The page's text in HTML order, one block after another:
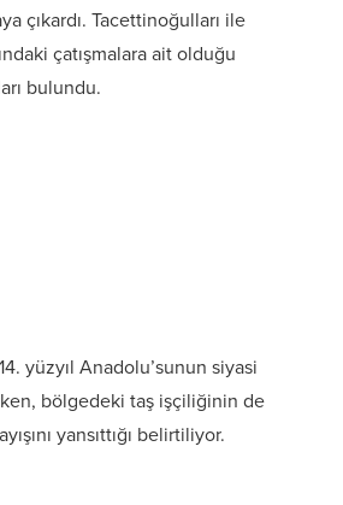
çıkardı. Tacettinoğulları ile
çatışmalara ait olduğu
bulundu.
yüzyıl Anadolu’sunun siyasi
bölgedeki taş işçiliğinin de
yansıttığı belirtiliyor.